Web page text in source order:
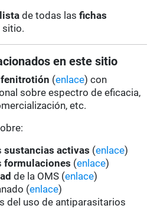
lista de todas lasfichas
sitio.
en este sitio
fenitrotión (enlace) con
sobre espectro de eficacia,
etc.
sustancias activas (enlace)
formulaciones (enlace)
de la OMS (enlace)
(enlace)
del uso de antiparasitarios